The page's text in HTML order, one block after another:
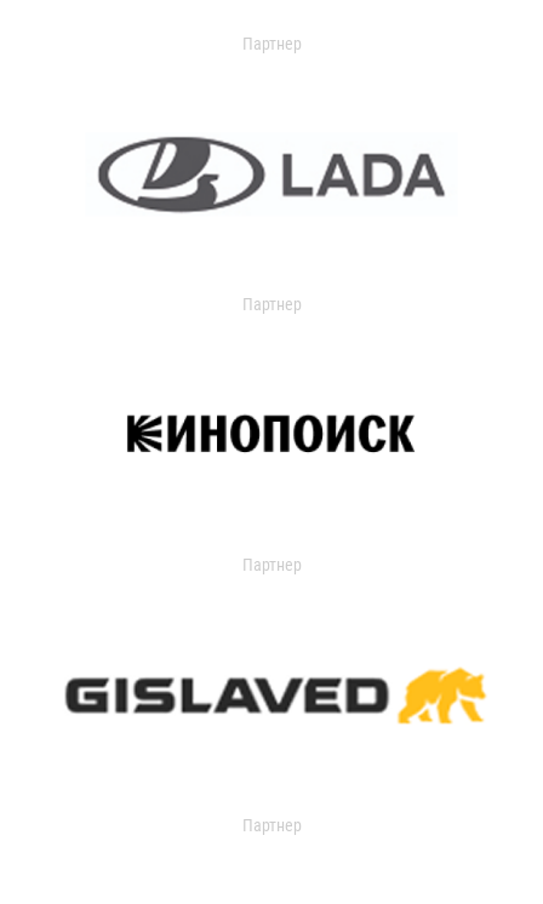
Партнер
Партнер
Партнер
Партнер